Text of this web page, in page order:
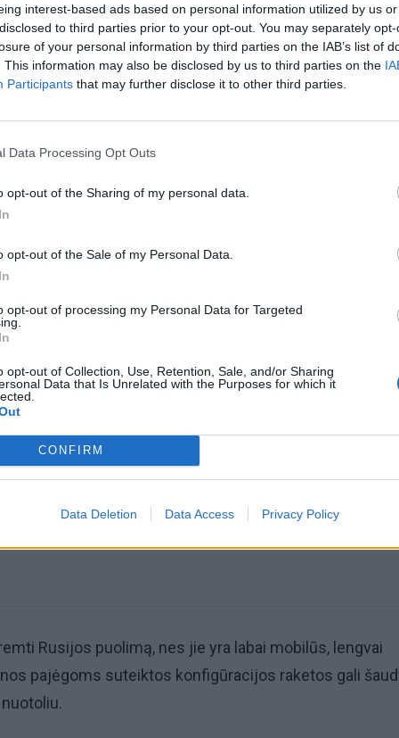
interest-based ads based on personal information utilized by us
to third parties prior to your opt-out. You may separately
of your personal information by third parties on the IAB’s list of
This information may also be disclosed by us to third parties on the
Participants that may further disclose it to other third parties.
Data Processing Opt Outs
opt-out of the Sharing of my personal data.
opt-out of the Sale of my Personal Data.
opt-out of processing my Personal Data for Targeted
opt-out of Collection, Use, Retention, Sale, and/or Sharing
Data that Is Unrelated with the Purposes for which it
CONFIRM
Data Deletion Data Access Privacy Policy
HIMARS padarė didžiulę įtaką mūšio lauke, o
gynybos pareigūnas dėl jų veiksmingumo trikdant
juos "labiausiai medžiojamais dalykais visoje
Pelių ir žiurkių baubas: kas graužikus gąsdina labiau nei
Rusijos puolimą, nes jie yra labai mobilūs, lengvai
pajėgoms suteiktos konfigūracijos raketos gali